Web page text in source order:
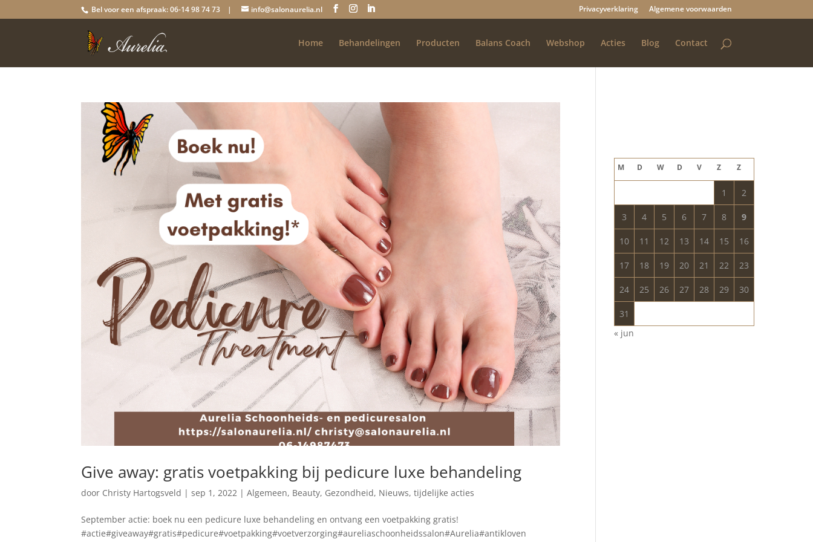
Bel voor een afspraak: 06-14 98 74 73 | info@salonaurelia.nl Privacyverklaring Algemene voorwaarden
Home Behandelingen Producten Balans Coach Webshop Acties Blog Contact
Give away: gratis voetpakking bij pedicure luxe behandeling
door Christy Hartogsveld |sep 1, 2022 |Algemeen, Beauty, Gezondheid, Nieuws,tijdelijke acties
September actie: boek nu een pedicure luxe behandeling en ontvang een voetpakking gratis!
#actie#giveaway#gratis#pedicure#voetpakking#voetverzorging#aureliaschoonheidssalon#Aurelia#antikloven
M D W D V Z Z
1 2
3 4 5 6 7 8 9
10 11 12 13 14 15 16
17 18 19 20 21 22 23
24 25 26 27 28 29 30
31
« jun